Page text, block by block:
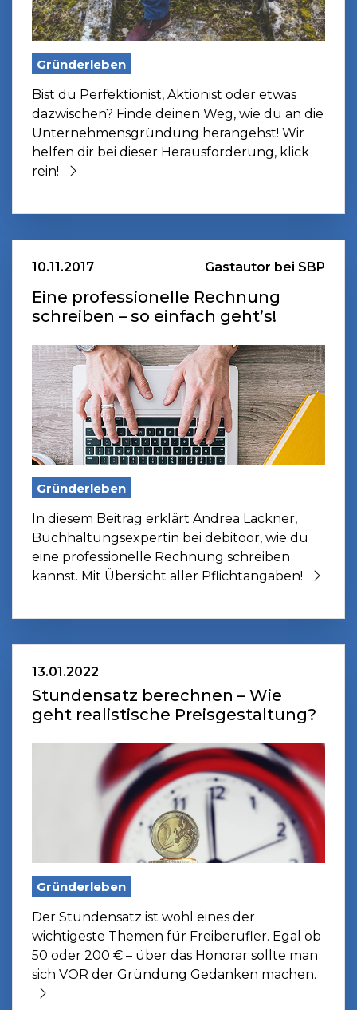
Gründerleben
Bist du Perfektionist, Aktionist oder etwas
dazwischen? Finde deinen Weg, wie du an die
Unternehmensgründung herangehst! Wir
helfen dir bei dieser Herausforderung, klick
rein!
10.11.2017 Gastautor bei SBP
Eine professionelle Rechnung
schreiben – so einfach geht’s!
Gründerleben
In diesem Beitrag erklärt Andrea Lackner,
Buchhaltungsexpertin bei debitoor, wie du
eine professionelle Rechnung schreiben
kannst. Mit Übersicht aller Pflichtangaben!
13.01.2022
Stundensatz berechnen – Wie
geht realistische Preisgestaltung?
Gründerleben
Der Stundensatz ist wohl eines der
wichtigeste Themen für Freiberufler. Egal ob
50 oder 200 € – über das Honorar sollte man
sich VOR der Gründung Gedanken machen.